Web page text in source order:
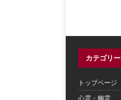
カテゴリー
トップページ
心霊・幽霊